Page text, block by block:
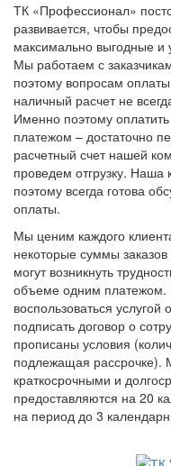
ТК «Профессионал»
развивается, чтобы
максимально выгодные и
Мы работаем с
поэтому вопросам
наличный расчет не
Именно поэтому
платежом – достаточно
расчетный счет нашей
проведем отгрузку. Наша
поэтому всегда готова
оплаты.
Мы ценим каждого
некоторые суммы
могут возникнуть
объеме одним
воспользоваться
подписать договор о
прописаны условия
подлежащая рассрочке).
краткосрочными и
предоставляются на 20
на период до 3